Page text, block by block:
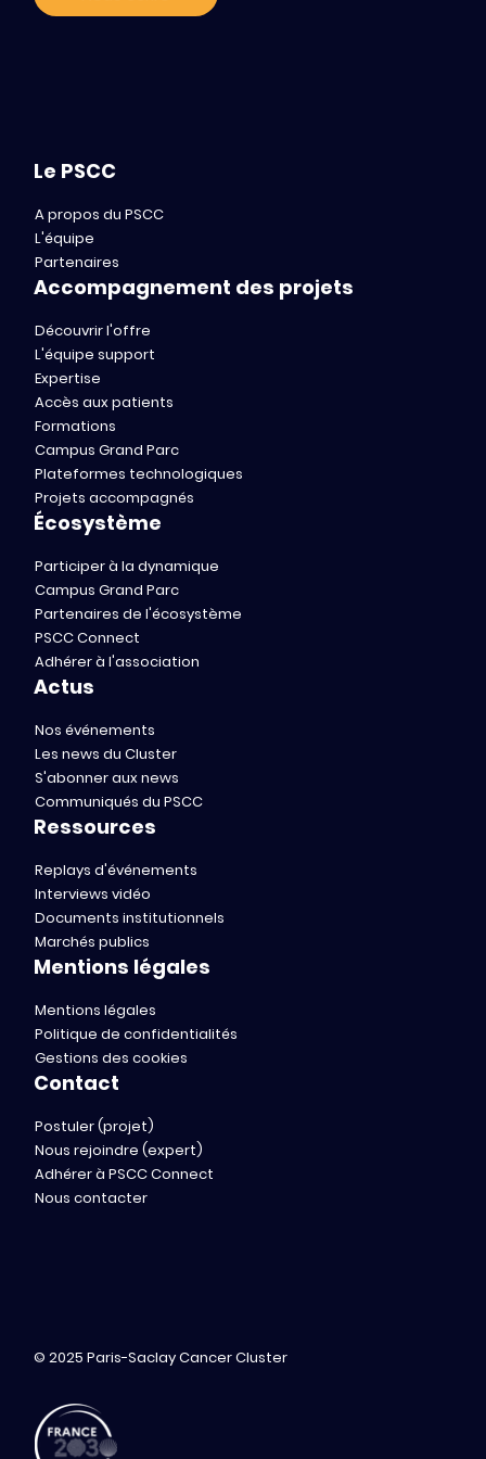
Le PSCC
A propos du PSCC
L'équipe
Partenaires
Accompagnement des projets
Découvrir l'offre
L'équipe support
Expertise
Accès aux patients
Formations
Campus Grand Parc
Plateformes technologiques
Projets accompagnés
Écosystème
Participer à la dynamique
Campus Grand Parc
Partenaires de l'écosystème
PSCC Connect
Adhérer à l'association
Actus
Nos événements
Les news du Cluster
S'abonner aux news
Communiqués du PSCC
Ressources
Replays d'événements
Interviews vidéo
Documents institutionnels
Marchés publics
Mentions légales
Mentions légales
Politique de confidentialités
Gestions des cookies
Contact
Postuler (projet)
Nous rejoindre (expert)
Adhérer à PSCC Connect
Nous contacter
© 2025 Paris-Saclay Cancer Cluster